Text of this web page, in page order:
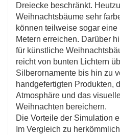
Dreiecke beschränkt.
Weihnachtsbäume sehr
können teilweise sogar
Metern erreichen. Darüber
für künstliche
reicht von bunten Lichtern
Silberornamente bis hin zu
handgefertigten Produkten,
Atmosphäre und das
Weihnachten bereichern.
Die Vorteile der Simulation
Im Vergleich zu